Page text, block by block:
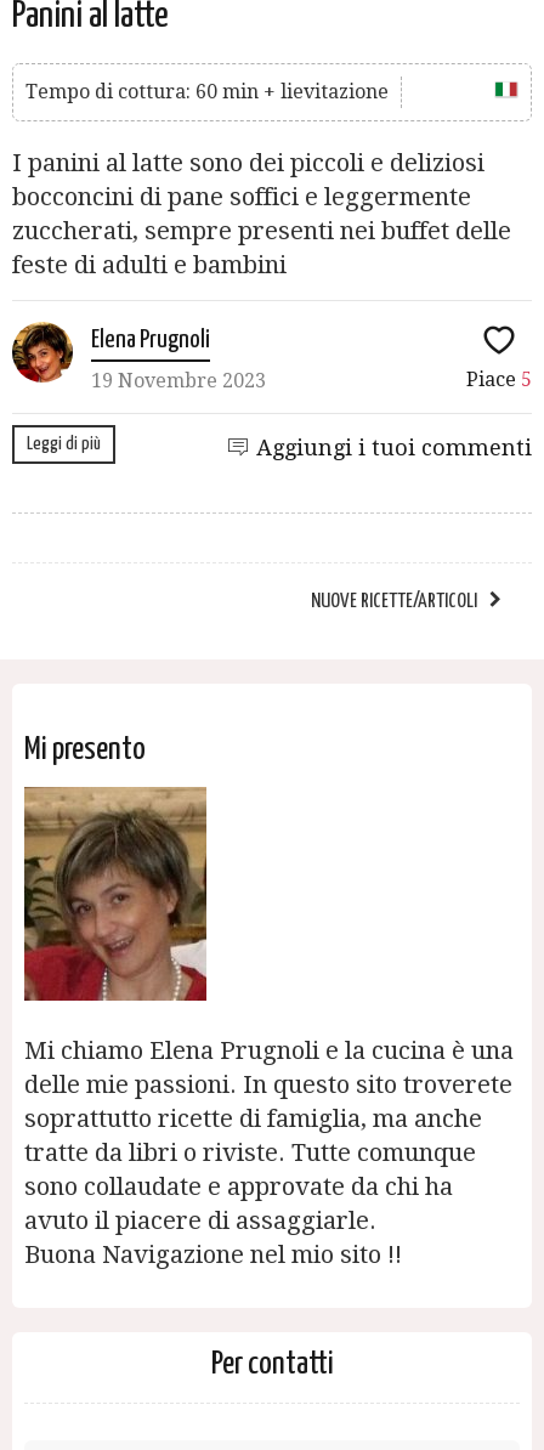
Panini al latte
Tempo di cottura: 60 min + lievitazione
I panini al latte sono dei piccoli e deliziosi
bocconcini di pane soffici e leggermente
zuccherati, sempre presenti nei buffet delle
feste di adulti e bambini
Elena Prugnoli
19 Novembre 2023 Piace 5
Leggi di più Aggiungi i tuoi commenti
NUOVE RICETTE/ARTICOLI
Mi presento
Mi chiamo Elena Prugnoli e la cucina è una
delle mie passioni. In questo sito troverete
soprattutto ricette di famiglia, ma anche
tratte da libri o riviste. Tutte comunque
sono collaudate e approvate da chi ha
avuto il piacere di assaggiarle.
Buona Navigazione nel mio sito !!
Per contatti